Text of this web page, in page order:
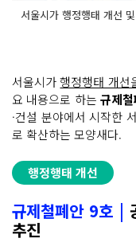
서울시가 행정행태 개선
서울시가행정행태 개선
요 내용으로 하는 규제
·건설 분야에서 시작한
로 확산하는 모양새다.
행정행태 개선
규제철폐안 9호 |
추진